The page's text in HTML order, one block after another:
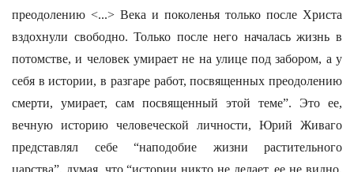
преодолению <...> Века и поколенья только после Христа
вздохнули свободно. Только после него началась жизнь в
потомстве, и человек умирает не на улице под забором, а у
себя в истории, в разгаре работ, посвященных преодолению
смерти, умирает, сам посвященный этой теме”. Это ее,
вечную историю человеческой личности, Юрий Живаго
представлял себе “наподобие жизни растительного
царства”, думая, что “истории никто не делает, ее не видно,